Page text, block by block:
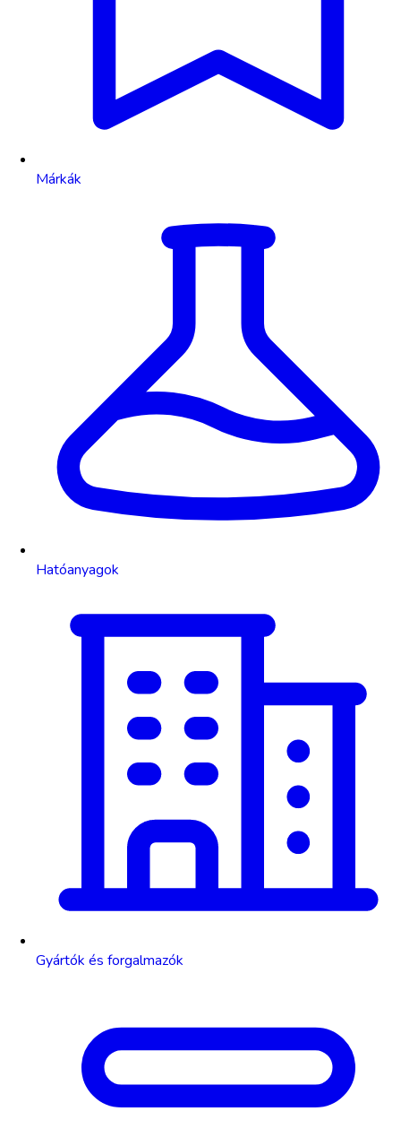
Márkák
Hatóanyagok
Gyártók és forgalmazók